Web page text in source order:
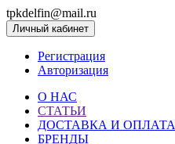
tpkdelfin@mail.ru
Личный кабинет
Регистрация
Авторизация
О НАС
СТАТЬИ
ДОСТАВКА И ОПЛАТА
БРЕНДЫ